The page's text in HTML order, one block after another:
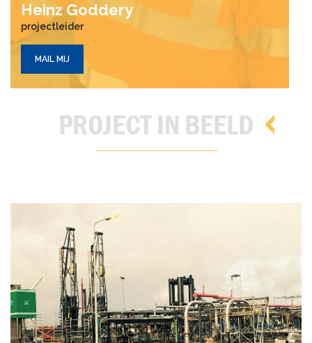
Heinz God­dery
projectleider
MAIL MIJ
PROJECT IN BEELD